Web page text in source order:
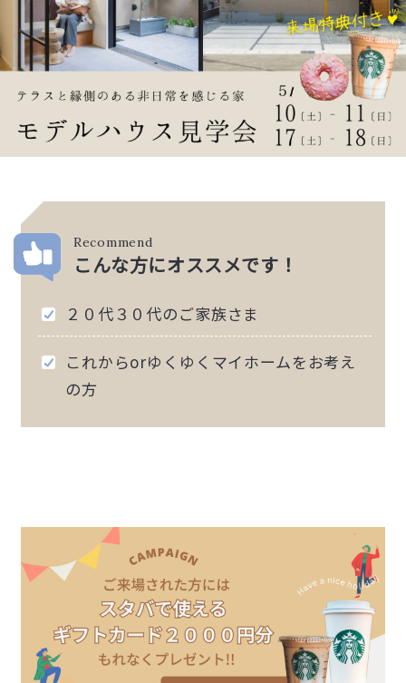
Recommend
こんな方にオススメです！
２０代３０代のご家族さま
これからorゆくゆくマイホームをお考え
の方